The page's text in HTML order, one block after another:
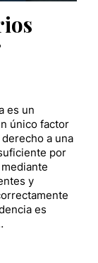
es un
único factor
a una
por
y
es